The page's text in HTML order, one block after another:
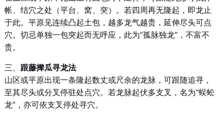
帐、结穴之处（平台、窝、突）。若四周再无隆起，即龙止
于此。平原见连续凸起土包，越多龙气越贵，延伸尽头可点
穴。切忌单独一包突起而无呼应，此为“孤脉独龙”，不富不
贵。
三、 跟藤撵瓜寻龙法
山区或平原出现一条隆起数丈或尺余的龙脉，可跟随追寻，
至其尽头或分叉停驻处点穴。若龙脉起伏多支叉，名为“蜈蚣
龙”，亦可依支叉停处寻穴。